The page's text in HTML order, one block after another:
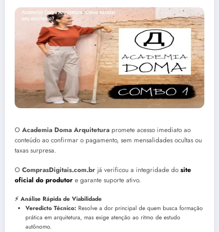
O Academia Doma Arquitetura promete acesso imediato ao
conteúdo ao confirmar o pagamento, sem mensalidades ocultas ou
taxas surpresa.
O ComprasDigitais.com.br já verificou a integridade do site
oficial do produtor e garante suporte ativo.
⚡ Análise Rápida de Viabilidade
Veredicto Técnico: Resolve a dor principal de quem busca formação
prática em arquitetura, mas exige atenção ao ritmo de estudo
autônomo.